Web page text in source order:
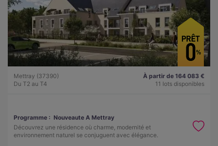
Mettray (37390)
Du T2 au T4
À partir de 164 083 €
11 lots disponibles
Programme : Nouveaute A Mettray
Découvrez une résidence où charme, modernité et
environnement naturel se conjuguent avec élégance.